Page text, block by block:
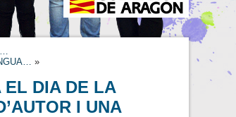
»
EL DIA DE LA
I UNA